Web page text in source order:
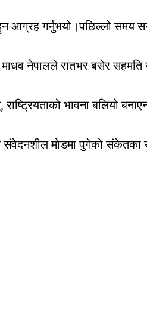
आग्रह गर्नुभयो।पछिल्लो समय
नेपालले रातभर बसेर
भावना बलियो
संवेदनशील मोडमा पुगेको